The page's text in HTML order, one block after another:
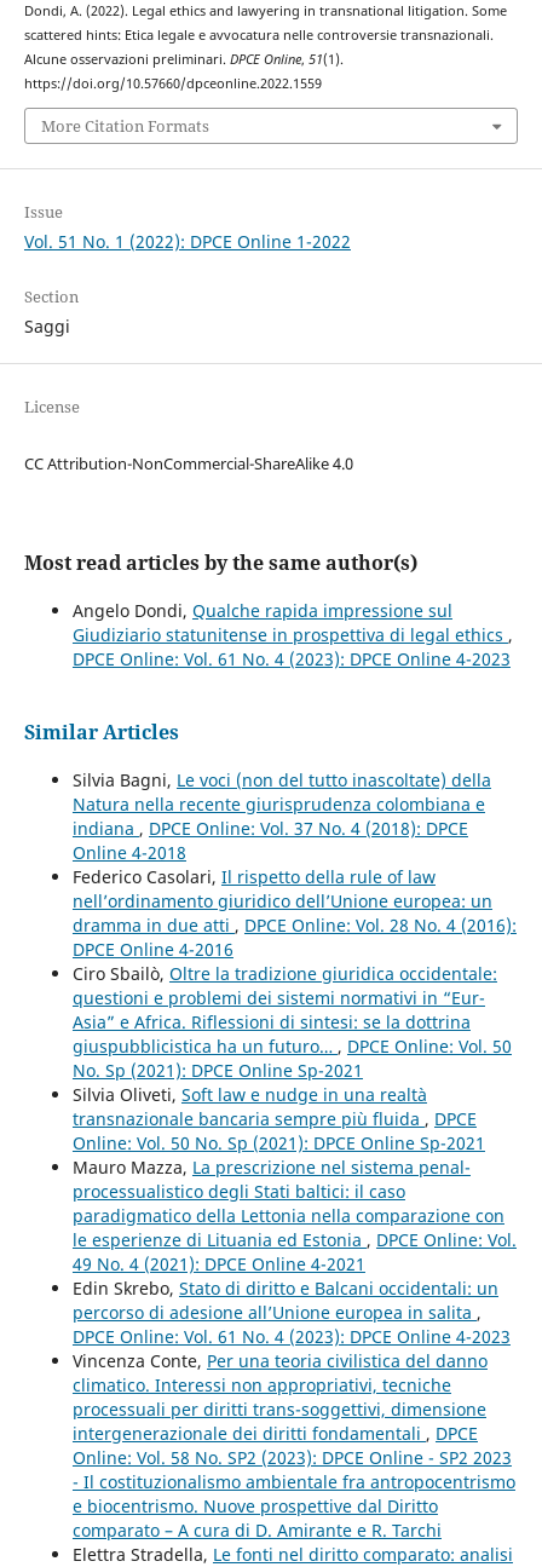
Dondi, A. (2022). Legal ethics and lawyering in transnational litigation. Some
scattered hints: Etica legale e avvocatura nelle controversie transnazionali.
Alcune osservazioni preliminari. DPCE Online, 51(1).
https://doi.org/10.57660/dpceonline.2022.1559
More Citation Formats
Issue
Vol. 51 No. 1 (2022): DPCE Online 1-2022
Section
Saggi
License
CC Attribution-NonCommercial-ShareAlike 4.0
Most read articles by the same author(s)
Angelo Dondi, Qualche rapida impressione sul
Giudiziario statunitense in prospettiva di legal ethics ,
DPCE Online: Vol. 61 No. 4 (2023): DPCE Online 4-2023
Similar Articles
Silvia Bagni, Le voci (non del tutto inascoltate) della
Natura nella recente giurisprudenza colombiana e
indiana , DPCE Online: Vol. 37 No. 4 (2018): DPCE
Online 4-2018
Federico Casolari, Il rispetto della rule of law
nell’ordinamento giuridico dell’Unione europea: un
dramma in due atti , DPCE Online: Vol. 28 No. 4 (2016):
DPCE Online 4-2016
Ciro Sbailò, Oltre la tradizione giuridica occidentale:
questioni e problemi dei sistemi normativi in “Eur-
Asia” e Africa. Riflessioni di sintesi: se la dottrina
giuspubblicistica ha un futuro… , DPCE Online: Vol. 50
No. Sp (2021): DPCE Online Sp-2021
Silvia Oliveti, Soft law e nudge in una realtà
transnazionale bancaria sempre più fluida , DPCE
Online: Vol. 50 No. Sp (2021): DPCE Online Sp-2021
Mauro Mazza, La prescrizione nel sistema penal-
processualistico degli Stati baltici: il caso
paradigmatico della Lettonia nella comparazione con
le esperienze di Lituania ed Estonia , DPCE Online: Vol.
49 No. 4 (2021): DPCE Online 4-2021
Edin Skrebo, Stato di diritto e Balcani occidentali: un
percorso di adesione all’Unione europea in salita ,
DPCE Online: Vol. 61 No. 4 (2023): DPCE Online 4-2023
Vincenza Conte, Per una teoria civilistica del danno
climatico. Interessi non appropriativi, tecniche
processuali per diritti trans-soggettivi, dimensione
intergenerazionale dei diritti fondamentali , DPCE
Online: Vol. 58 No. SP2 (2023): DPCE Online - SP2 2023
- Il costituzionalismo ambientale fra antropocentrismo
e biocentrismo. Nuove prospettive dal Diritto
comparato – A cura di D. Amirante e R. Tarchi
Elettra Stradella, Le fonti nel diritto comparato: analisi